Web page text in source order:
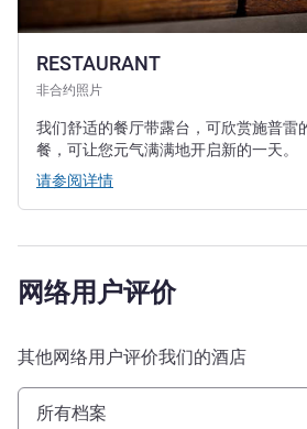
RESTAURANT
非合约照片
我们舒适的餐厅带露台，可欣赏施普雷
餐，可让您元气满满地开启新的一天。
请参阅详情
网络用户评价
其他网络用户评价我们的酒店
所有档案